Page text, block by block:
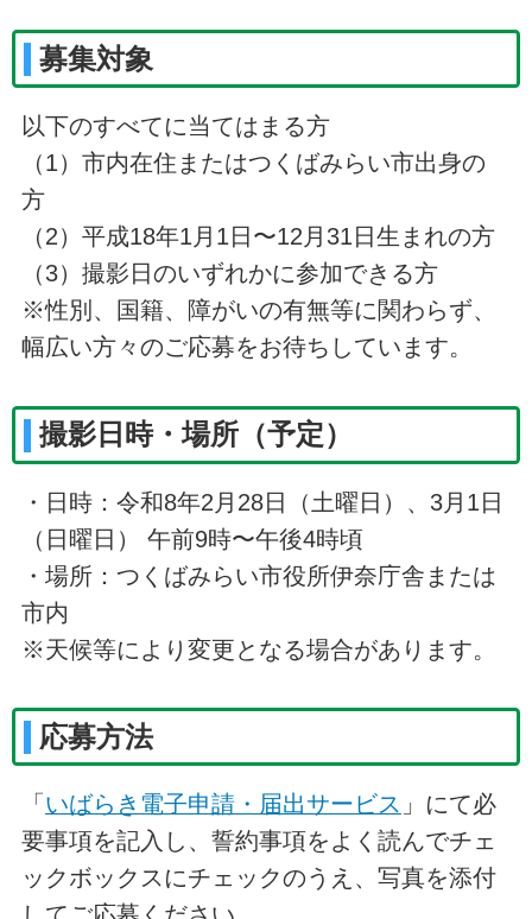
募集対象
以下のすべてに当てはまる方
（1）市内在住またはつくばみらい市出身の
方
（2）平成18年1月1日〜12月31日生まれの方
（3）撮影日のいずれかに参加できる方
※性別、国籍、障がいの有無等に関わらず、
幅広い方々のご応募をお待ちしています。
撮影日時・場所（予定）
・日時：令和8年2月28日（土曜日）、3月1日
（日曜日） 午前9時〜午後4時頃
・場所：つくばみらい市役所伊奈庁舎または
市内
※天候等により変更となる場合があります。
応募方法
「 いばらき電子申請・届出サービス 」にて必
要事項を記入し、誓約事項をよく読んでチェ
ックボックスにチェックのうえ、写真を添付